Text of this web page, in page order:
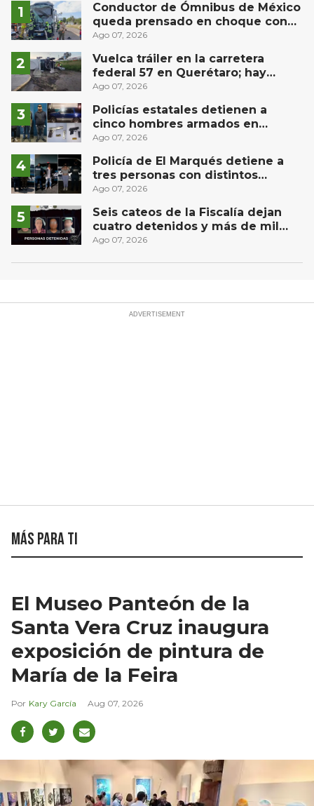
Conductor de Ómnibus de México
queda prensado en choque con
materialista en San Juan del Río
Ago 07, 2026
Vuelca tráiler en la carretera
federal 57 en Querétaro; hay
derrame de combustible
Ago 07, 2026
Policías estatales detienen a
cinco hombres armados en
Puebla capital
Ago 07, 2026
Policía de El Marqués detiene a
tres personas con distintos
narcóticos
Ago 07, 2026
Seis cateos de la Fiscalía dejan
cuatro detenidos y más de mil
dosis aseguradas en Querétaro
Ago 07, 2026
Más para ti
El Museo Panteón de la
Santa Vera Cruz inaugura
exposición de pintura de
María de la Feira
Kary García Aug 07, 2026